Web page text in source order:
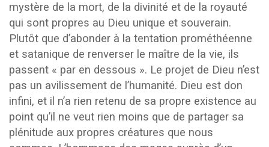
mystère de la mort, de la divinité et de la royauté
qui sont propres au Dieu unique et souverain.
Plutôt que d’abonder à la tentation prométhéenne
et satanique de renverser le maître de la vie, ils
passent « par en dessous ». Le projet de Dieu n’est
pas un avilissement de l’humanité. Dieu est don
infini, et il n’a rien retenu de sa propre existence au
point qu’il ne veut rien moins que de partager sa
plénitude aux propres créatures que nous